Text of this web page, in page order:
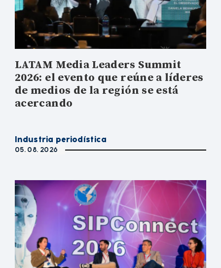
LATAM Media Leaders Summit
2026: el evento que reúne a líderes
de medios de la región se está
acercando
Industria periodística
05. 08. 2026